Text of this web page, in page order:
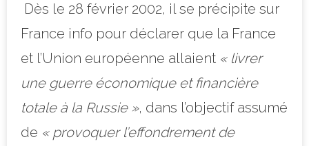
Dès le 28 février 2002, il se précipite sur
France info pour déclarer que la France
et l’Union européenne allaient « livrer
une guerre économique et financière
totale à la Russie », dans l’objectif assumé
de « provoquer l’effondrement de